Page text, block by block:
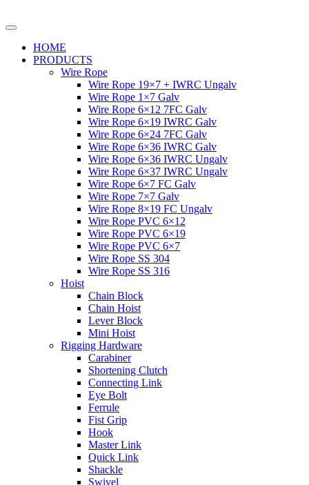
HOME
PRODUCTS
Wire Rope
Wire Rope 19×7 + IWRC Ungalv
Wire Rope 1×7 Galv
Wire Rope 6×12 7FC Galv
Wire Rope 6×19 IWRC Galv
Wire Rope 6×24 7FC Galv
Wire Rope 6×36 IWRC Galv
Wire Rope 6×36 IWRC Ungalv
Wire Rope 6×37 IWRC Ungalv
Wire Rope 6×7 FC Galv
Wire Rope 7×7 Galv
Wire Rope 8×19 FC Ungalv
Wire Rope PVC 6×12
Wire Rope PVC 6×19
Wire Rope PVC 6×7
Wire Rope SS 304
Wire Rope SS 316
Hoist
Chain Block
Chain Hoist
Lever Block
Mini Hoist
Rigging Hardware
Carabiner
Shortening Clutch
Connecting Link
Eye Bolt
Ferrule
Fist Grip
Hook
Master Link
Quick Link
Shackle
Swivel